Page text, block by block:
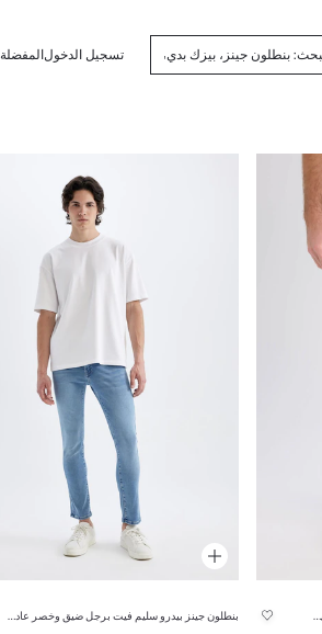
تسجيل الدخولالمفضلة